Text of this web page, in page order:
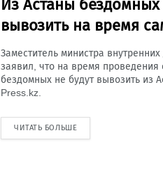
Из Астаны бездомных
вывозить на время
Заместитель министра
заявил, что на время
бездомных не будут вывозить из
Press.kz.
ЧИТАТЬ БОЛЬШЕ